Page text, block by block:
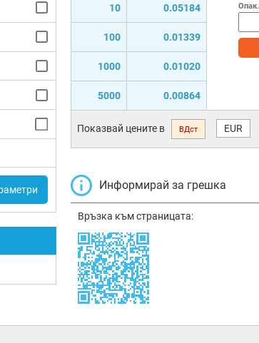
10 0.05184
100 0.01339
1000 0.01020
5000 0.00864
Опак.
Показвай цените в ВДст EUR
Информирай за грешка
Връзка към страницата: